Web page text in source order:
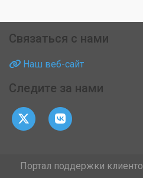
Связаться с нами
Наш веб-сайт
Следите за нами
Портал поддержки